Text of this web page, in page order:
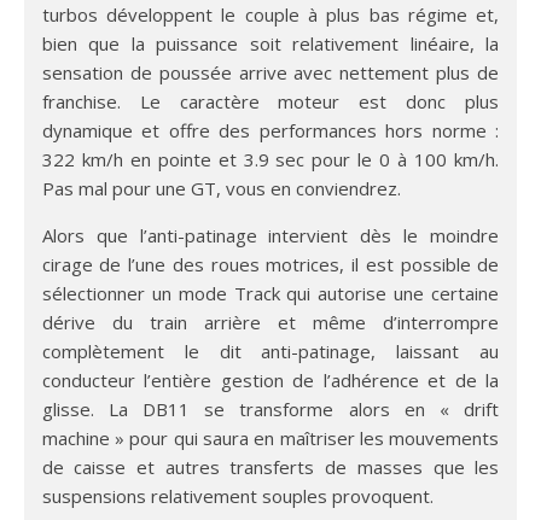
turbos développent le couple à plus bas régime et,
bien que la puissance soit relativement linéaire, la
sensation de poussée arrive avec nettement plus de
franchise. Le caractère moteur est donc plus
dynamique et offre des performances hors norme :
322 km/h en pointe et 3.9 sec pour le 0 à 100 km/h.
Pas mal pour une GT, vous en conviendrez.
Alors que l’anti-patinage intervient dès le moindre
cirage de l’une des roues motrices, il est possible de
sélectionner un mode Track qui autorise une certaine
dérive du train arrière et même d’interrompre
complètement le dit anti-patinage, laissant au
conducteur l’entière gestion de l’adhérence et de la
glisse. La DB11 se transforme alors en « drift
machine » pour qui saura en maîtriser les mouvements
de caisse et autres transferts de masses que les
suspensions relativement souples provoquent.